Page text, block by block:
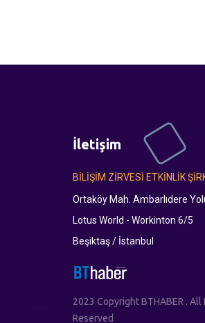
İletişim
BİLİŞİM ZİRVESİ ETKİNLİK
Ortaköy Mah. Ambarlıdere
Lotus World - Workinton 6/5
Beşiktaş / İstanbul
2023 Copyright BTHABER . All
Reserved